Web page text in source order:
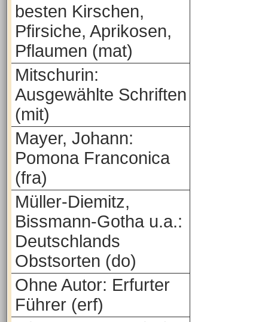
besten Kirschen,
Pfirsiche, Aprikosen,
Pflaumen (mat)
Mitschurin:
Ausgewählte Schriften
(mit)
Mayer, Johann:
Pomona Franconica
(fra)
Müller-Diemitz,
Bissmann-Gotha u.a.:
Deutschlands
Obstsorten (do)
Ohne Autor: Erfurter
Führer (erf)